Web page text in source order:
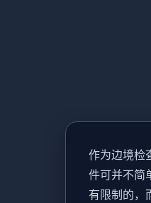
作为边境检
件可并不简
有限制的，